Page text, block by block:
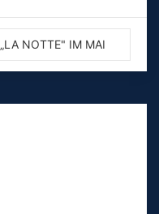
„LA NOTTE" IM MAI